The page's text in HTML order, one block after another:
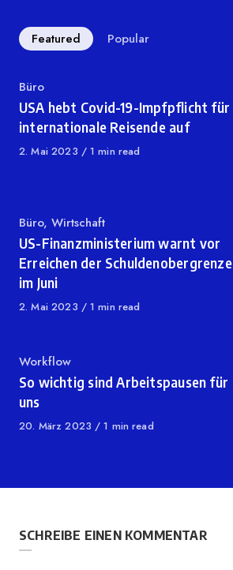
Featured Popular
Category
Büro
USA hebt Covid-19-Impfpflicht für
internationale Reisende auf
Published
2. Mai 2023 1 min read
Category
Büro, Wirtschaft
US-Finanzministerium warnt vor
Erreichen der Schuldenobergrenze
im Juni
Published
2. Mai 2023 1 min read
Category
Workflow
So wichtig sind Arbeitspausen für
uns
Published
20. März 2023 1 min read
SCHREIBE EINEN KOMMENTAR